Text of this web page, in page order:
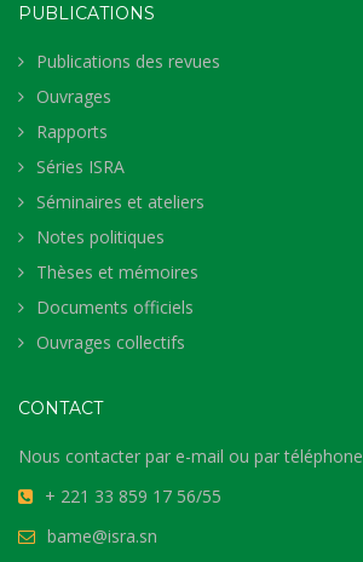
PUBLICATIONS
Publications des revues
Ouvrages
Rapports
Séries ISRA
Séminaires et ateliers
Notes politiques
Thèses et mémoires
Documents officiels
Ouvrages collectifs
CONTACT
Nous contacter par e-mail ou par téléphone
+ 221 33 859 17 56/55
bame@isra.sn